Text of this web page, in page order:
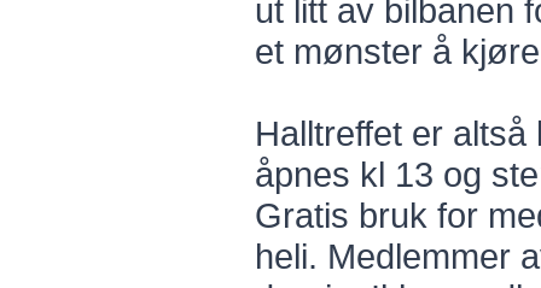
ut litt av bilbanen
et mønster å
Halltreffet er
åpnes kl 13 og
Gratis bruk for
heli. Medlemmer